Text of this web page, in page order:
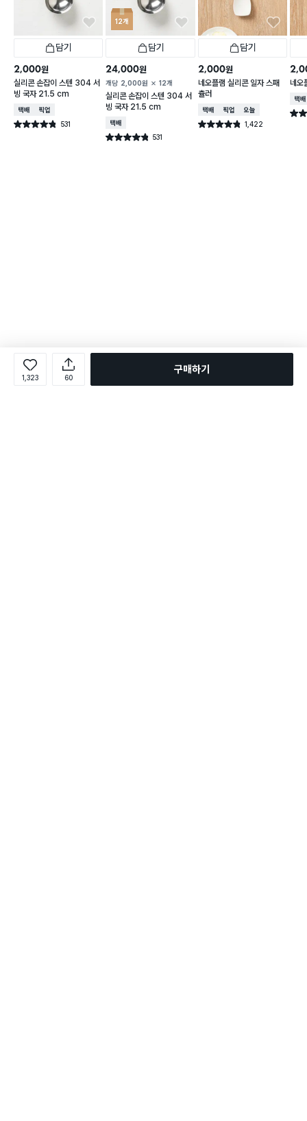
담기
2,000원
실리콘 손잡이 스텐 304 서
빙 국자 21.5 cm
택배배송매장픽업
별점 4.8점 531
건 작성
12개
담기
24,000원
개당 2,000원 12개
실리콘 손잡이 스텐 304 서
빙 국자 21.5 cm
택배배송
별점 4.8점 531
건 작성
담기
2,000원
네오플램 실리콘 일자 스패
츌러
택배배송매장픽업오늘배송
별점 4.8점 1,422
건 작성
네오
택배
별점
1,323 60
구매하기